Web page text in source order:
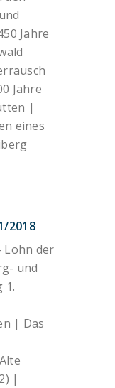
Jahre
Jahre
|
eines
2018
Lohn der
und
1.
| Das
|